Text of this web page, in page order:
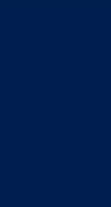
in Bad
in Bad